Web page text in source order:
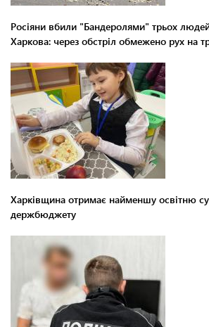
Росіяни вбили "Бандеролями" трьох людей
Харкова: через обстріл обмежено рух на
Харківщина отримає найменшу освітню
держбюджету